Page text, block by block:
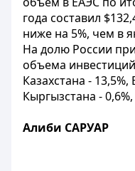
года составил
ниже на 5%, чем в
На долю России
объема
Казахстана - 13,5%,
Кыргызстана -
Алиби САРУАР